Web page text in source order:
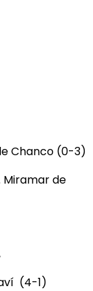
Chanco (0-3)
Miramar de
(4-1)